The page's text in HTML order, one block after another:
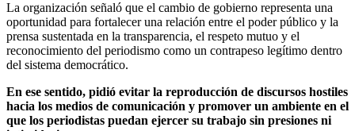
La organización señaló que el cambio de gobierno representa una
oportunidad para fortalecer una relación entre el poder público y la
prensa sustentada en la transparencia, el respeto mutuo y el
reconocimiento del periodismo como un contrapeso legítimo dentro
del sistema democrático.
En ese sentido, pidió evitar la reproducción de discursos hostiles
hacia los medios de comunicación y promover un ambiente en el
que los periodistas puedan ejercer su trabajo sin presiones ni